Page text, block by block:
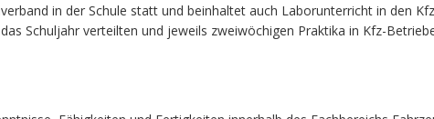
in der Schule statt und beinhaltet auch Laborunterricht in den
Schuljahr verteilten und jeweils zweiwöchigen Praktika in Kfz-